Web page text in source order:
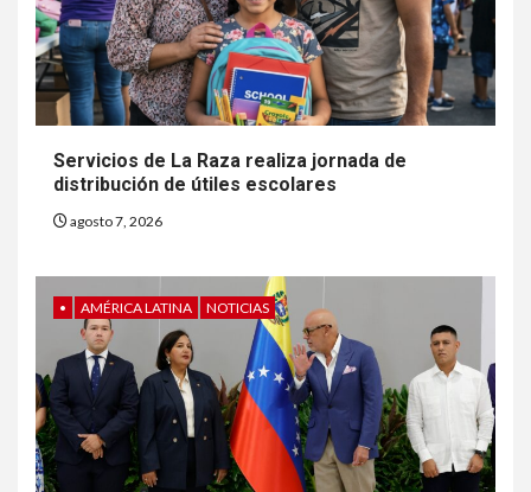
Servicios de La Raza realiza jornada de
distribución de útiles escolares
agosto 7, 2026
• AMÉRICA LATINA NOTICIAS
6
HOGAR Y SALUD
Gas radón exige atención de
compradores e inquilinos
7
• ESTADOS UNIDOS HOGAR Y SALUD
NOTICIAS
EE. UU. reporta sus primeras
dos muertes por Cyclospora
en Michigan